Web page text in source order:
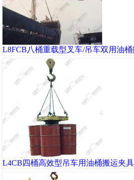
L8FCB八桶重载型叉车/吊车双用油
L4CB四桶高效型吊车用油桶搬运夹具